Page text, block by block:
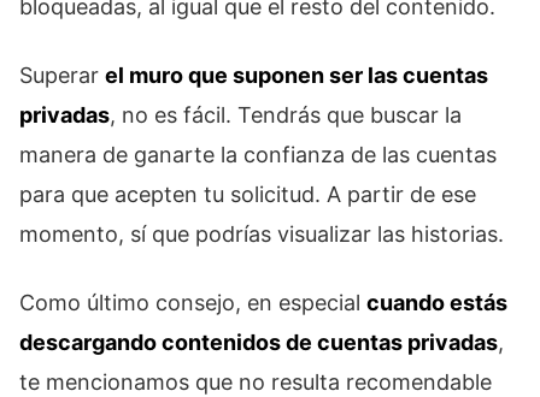
bloqueadas, al igual que el resto del contenido.
Superar el muro que suponen ser las cuentas
privadas, no es fácil. Tendrás que buscar la
manera de ganarte la confianza de las cuentas
para que acepten tu solicitud. A partir de ese
momento, sí que podrías visualizar las historias.
Como último consejo, en especial cuando estás
descargando contenidos de cuentas privadas,
te mencionamos que no resulta recomendable